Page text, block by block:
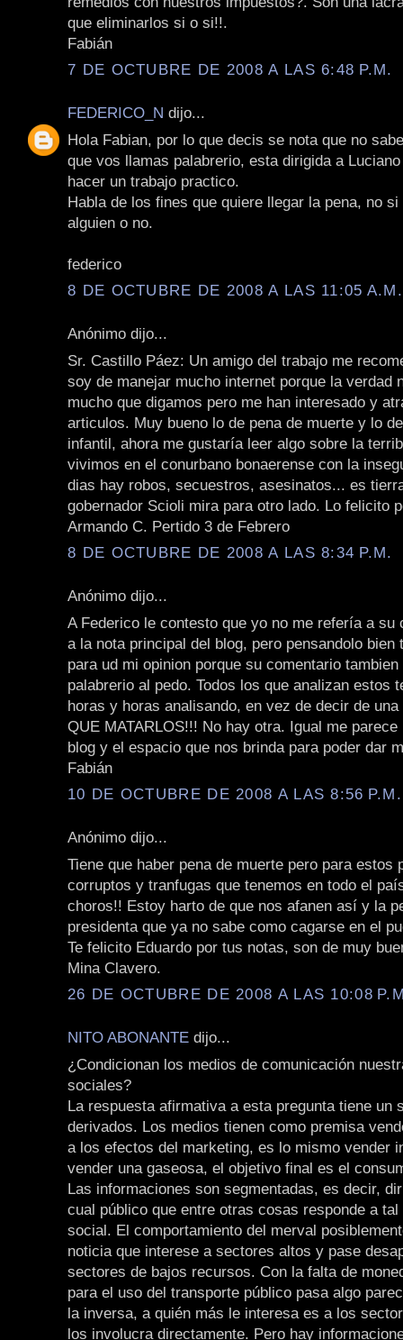
que eliminarlos si o si!!.
Fabián
7 DE OCTUBRE DE 2008 A LAS 6:48 P.M.
FEDERICO_N dijo...
Hola Fabian, por lo que decis se nota que no
que vos llamas palabrerio, esta dirigida a
hacer un trabajo practico.
Habla de los fines que quiere llegar la pena, no
alguien o no.
federico
8 DE OCTUBRE DE 2008 A LAS 11:05 A.M.
Anónimo dijo...
Sr. Castillo Páez: Un amigo del trabajo me
soy de manejar mucho internet porque la verdad
mucho que digamos pero me han interesado y
articulos. Muy bueno lo de pena de muerte y lo
infantil, ahora me gustaría leer algo sobre la
vivimos en el conurbano bonaerense con la
dias hay robos, secuestros, asesinatos... es
gobernador Scioli mira para otro lado. Lo felicito
Armando C. Pertido 3 de Febrero
8 DE OCTUBRE DE 2008 A LAS 8:34 P.M.
Anónimo dijo...
A Federico le contesto que yo no me refería a su
a la nota principal del blog, pero pensandolo bien
para ud mi opinion porque su comentario
palabrerio al pedo. Todos los que analizan estos
horas y horas analisando, en vez de decir de
QUE MATARLOS!!! No hay otra. Igual me parece
blog y el espacio que nos brinda para poder dar
Fabián
10 DE OCTUBRE DE 2008 A LAS 8:56 P.M.
Anónimo dijo...
Tiene que haber pena de muerte pero para estos
corruptos y tranfugas que tenemos en todo el
choros!! Estoy harto de que nos afanen así y la
presidenta que ya no sabe como cagarse en el
Te felicito Eduardo por tus notas, son de muy
Mina Clavero.
26 DE OCTUBRE DE 2008 A LAS 10:08
NITO ABONANTE dijo...
¿Condicionan los medios de comunicación
sociales?
La respuesta afirmativa a esta pregunta tiene un
derivados. Los medios tienen como premisa
a los efectos del marketing, es lo mismo vender
vender una gaseosa, el objetivo final es el
Las informaciones son segmentadas, es decir,
cual público que entre otras cosas responde a
social. El comportamiento del merval
noticia que interese a sectores altos y pase
sectores de bajos recursos. Con la falta de
para el uso del transporte público pasa algo
la inversa, a quién más le interesa es a los
los involucra directamente. Pero hay